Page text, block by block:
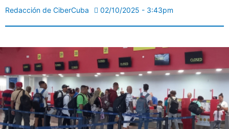
Redacción de CiberCuba 02/10/2025 - 3:43pm